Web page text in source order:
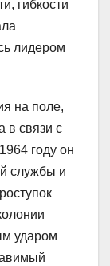
гибкости
лидером
на поле,
в связи с
году он
службы и
ударом